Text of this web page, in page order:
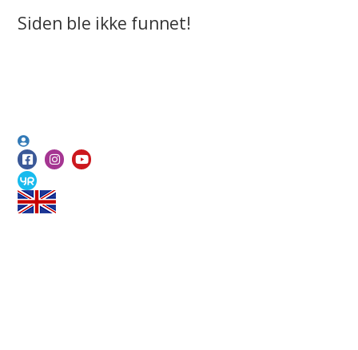
Siden ble ikke funnet!